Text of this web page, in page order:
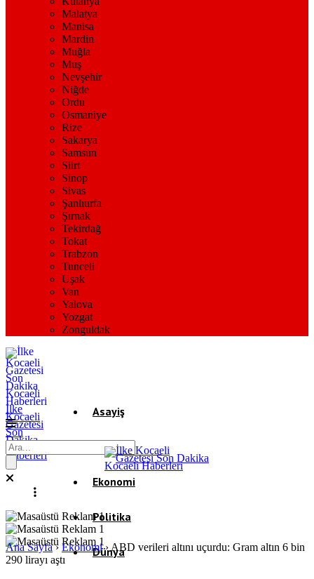
Malatya
Manisa
Mardin
Muğla
Muş
Nevşehir
Niğde
Ordu
Osmaniye
Rize
Sakarya
Samsun
Siirt
Sinop
Sivas
Şanlıurfa
Şırnak
Tekirdağ
Tokat
Trabzon
Tunceli
Uşak
Van
Yalova
Yozgat
Zonguldak
İlke
Kocaeli
Gazetesi
Son
Dakika
Kocaeli
Haberleri
Asayiş
Gündem
Ekonomi
Politika
Dünya
Ana Sayfa› Ekonomi› ABD verileri altını uçurdu: Gram altın 6 bin
290 lirayı aştı